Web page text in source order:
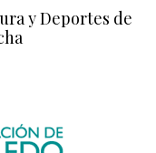
y Deportes de